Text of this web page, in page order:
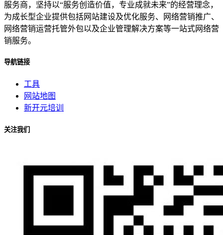
服务商，坚持以“服务创造价值，专业成就未来”的经营理念，
为成长型企业提供包括网站建设及优化服务、网络营销推广、
网络营销运营托管外包以及企业管理解决方案等一站式网络营
销服务。
导航链接
工具
网站地图
新开元培训
关注我们